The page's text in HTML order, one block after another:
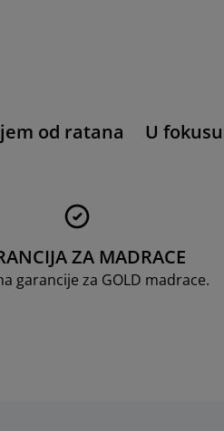
od ratana U
ZA MADRACE
garancije za GOLD madrace.